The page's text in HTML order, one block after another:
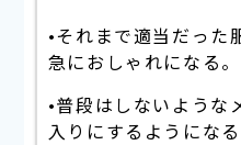
•それまで適当だった
急におしゃれになる。
•普段はしないような
入りにするようになる